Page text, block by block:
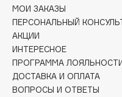
Collagenina
Consly
Corimo
Cottolina
Crescina
МОИ ЗАКАЗЫ
ПЕРСОНАЛЬНЫЙ
АКЦИИ
ИНТЕРЕСНОЕ
ПРОГРАММА
ДОСТАВКА И ОПЛАТА
ВОПРОСЫ И ОТВЕТЫ